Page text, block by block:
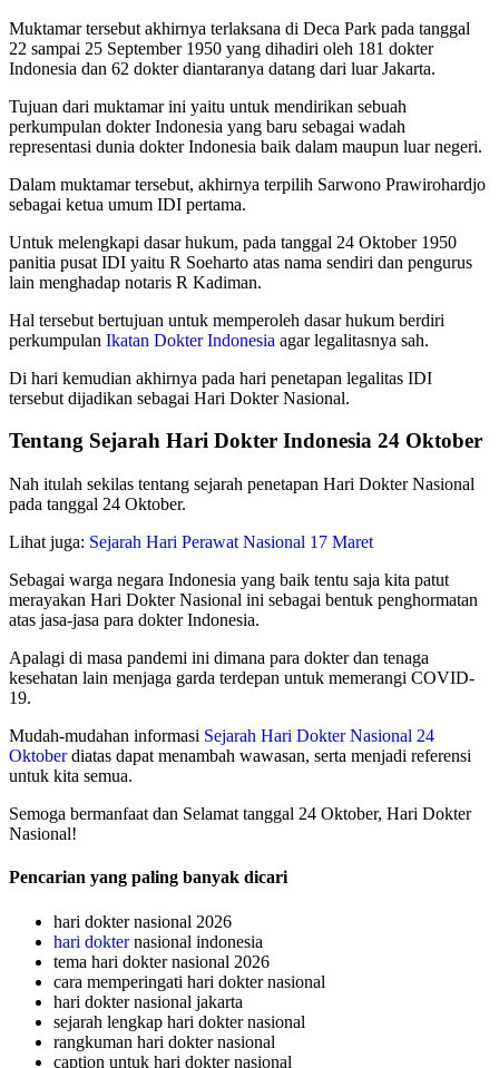
Muktamar tersebut akhirnya terlaksana di Deca Park pada tanggal
22 sampai 25 September 1950 yang dihadiri oleh 181 dokter
Indonesia dan 62 dokter diantaranya datang dari luar Jakarta.
Tujuan dari muktamar ini yaitu untuk mendirikan sebuah
perkumpulan dokter Indonesia yang baru sebagai wadah
representasi dunia dokter Indonesia baik dalam maupun luar negeri.
Dalam muktamar tersebut, akhirnya terpilih Sarwono Prawirohardjo
sebagai ketua umum IDI pertama.
Untuk melengkapi dasar hukum, pada tanggal 24 Oktober 1950
panitia pusat IDI yaitu R Soeharto atas nama sendiri dan pengurus
lain menghadap notaris R Kadiman.
Hal tersebut bertujuan untuk memperoleh dasar hukum berdiri
perkumpulan Ikatan Dokter Indonesia agar legalitasnya sah.
Di hari kemudian akhirnya pada hari penetapan legalitas IDI
tersebut dijadikan sebagai Hari Dokter Nasional.
Tentang Sejarah Hari Dokter Indonesia 24 Oktober
Nah itulah sekilas tentang sejarah penetapan Hari Dokter Nasional
pada tanggal 24 Oktober.
Lihat juga: Sejarah Hari Perawat Nasional 17 Maret
Sebagai warga negara Indonesia yang baik tentu saja kita patut
merayakan Hari Dokter Nasional ini sebagai bentuk penghormatan
atas jasa-jasa para dokter Indonesia.
Apalagi di masa pandemi ini dimana para dokter dan tenaga
kesehatan lain menjaga garda terdepan untuk memerangi COVID-
19.
Mudah-mudahan informasi Sejarah Hari Dokter Nasional 24
Oktoberdiatas dapat menambah wawasan, serta menjadi referensi
untuk kita semua.
Semoga bermanfaat dan Selamat tanggal 24 Oktober, Hari Dokter
Nasional!
Pencarian yang paling banyak dicari
hari dokter nasional 2026
hari dokternasional indonesia
tema hari dokter nasional 2026
cara memperingati hari dokter nasional
hari dokter nasional jakarta
sejarah lengkap hari dokter nasional
rangkuman hari dokter nasional
caption untuk hari dokter nasional